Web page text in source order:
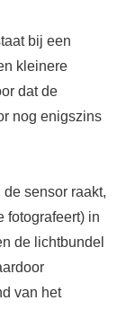
bij een
kleinere
dat de
nog enigszins
sensor raakt,
fotografeert) in
de lichtbundel
van het